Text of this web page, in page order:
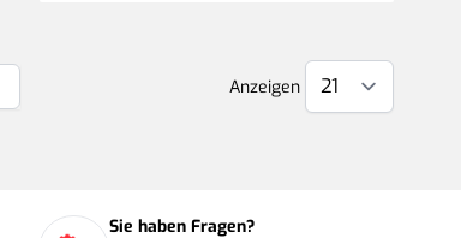
Anzeigen
Sie haben Fragen?